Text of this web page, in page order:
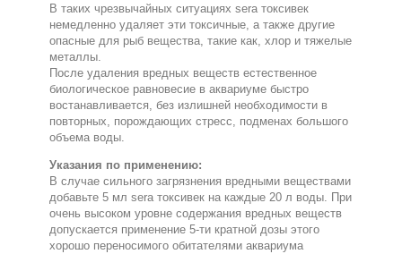
В таких чрезвычайных ситуациях sera токсивек
немедленно удаляет эти токсичные, а также другие
опасные для рыб вещества, такие как, хлор и тяжелые
металлы.
После удаления вредных веществ естественное
биологическое равновесие в аквариуме быстро
востанавливается, без излишней необходимости в
повторных, порождающих стресс, подменах большого
объема воды.
Указания по применению:
В случае сильного загрязнения вредными веществами
добавьте 5 мл sera токсивек на каждые 20 л воды. При
очень высоком уровне содержания вредных веществ
допускается применение 5-ти кратной дозы этого
хорошо переносимого обитателями аквариума